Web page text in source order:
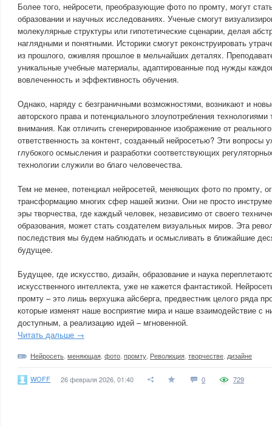
Более того, нейросети, преобразующие фото по промту, могут
образовании и научных исследованиях. Ученые смогут
молекулярные структуры или гипотетические сценарии, делая
наглядными и понятными. Историки смогут реконструировать
из прошлого, оживляя прошлое в мельчайших деталях.
уникальные учебные материалы, адаптированные под нужды
вовлеченность и эффективность обучения.
Однако, наряду с безграничными возможностями, возникают и
авторского права и потенциального злоупотребления
внимания. Как отличить сгенерированное изображение от
ответственность за контент, созданный нейросетью? Эти вопросы
глубокого осмысления и разработки соответствующих
технологии служили во благо человечества.
Тем не менее, потенциал нейросетей, меняющих фото по промту,
трансформацию многих сфер нашей жизни. Они не просто
эры творчества, где каждый человек, независимо от своего
образования, может стать создателем визуальных миров. Эта
последствия мы будем наблюдать и осмысливать в ближайшие
будущее.
Будущее, где искусство, дизайн, образование и наука
искусственного интеллекта, уже не кажется фантастикой.
промту – это лишь верхушка айсберга, предвестник целого ряда
которые изменят наше восприятие мира и наше взаимодействие с
доступным, а реализацию идей – мгновенной.
Читать дальше →
Нейросеть меняющая фото промту Революция творчестве дизайне
WOFF 26 февраля 2026, 01:40 0 729